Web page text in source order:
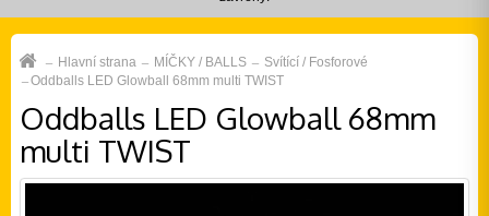
Hlavní strana MÍČKY / BALLS
Svítící / Fosforové
Oddballs LED Glowball 68mm multi TWIST
Oddballs LED Glowball 68mm
multi TWIST